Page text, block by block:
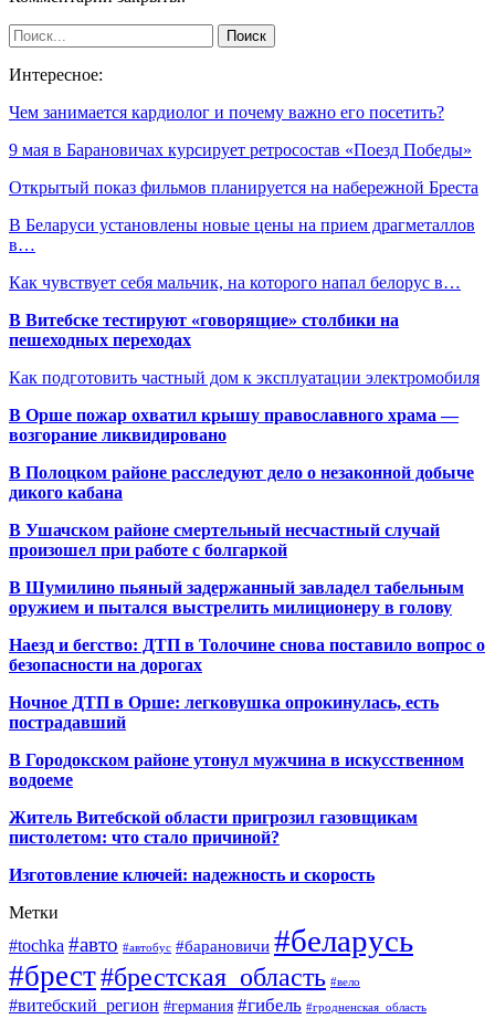
Интересное:
Чем занимается кардиолог и почему важно его посетить?
9 мая в Барановичах курсирует ретросостав «Поезд Победы»
Открытый показ фильмов планируется на набережной Бреста
В Беларуси установлены новые цены на прием драгметаллов
в…
Как чувствует себя мальчик, на которого напал белорус в…
В Витебске тестируют «говорящие» столбики на
пешеходных переходах
Как подготовить частный дом к эксплуатации электромобиля
В Орше пожар охватил крышу православного храма —
возгорание ликвидировано
В Полоцком районе расследуют дело о незаконной добыче
дикого кабана
В Ушачском районе смертельный несчастный случай
произошел при работе с болгаркой
В Шумилино пьяный задержанный завладел табельным
оружием и пытался выстрелить милиционеру в голову
Наезд и бегство: ДТП в Толочине снова поставило вопрос о
безопасности на дорогах
Ночное ДТП в Орше: легковушка опрокинулась, есть
пострадавший
В Городокском районе утонул мужчина в искусственном
водоеме
Житель Витебской области пригрозил газовщикам
пистолетом: что стало причиной?
Изготовление ключей: надежность и скорость
Метки
#tochka #авто #автобус #барановичи #беларусь
#брест#брестская_область #вело
#витебский_регион #германия #гибель #гродненская_область